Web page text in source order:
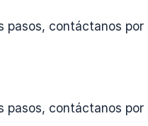
pasos, contáctanos
pasos, contáctanos